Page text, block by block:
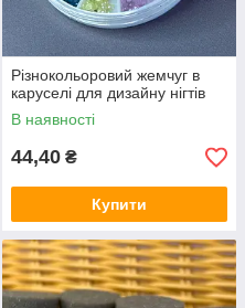
Різнокольоровий жемчуг в
каруселі для дизайну нігтів
В наявності
44,40 ₴
Купити